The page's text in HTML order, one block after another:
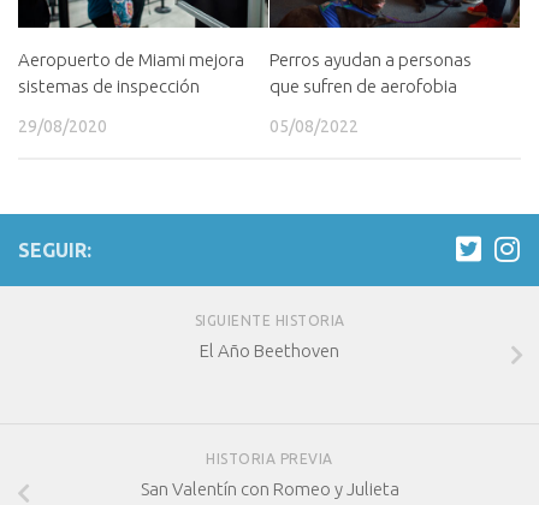
Aeropuerto de Miami mejora
sistemas de inspección
29/08/2020
Perros ayudan a personas
que sufren de aerofobia
05/08/2022
SEGUIR:
SIGUIENTE HISTORIA
El Año Beethoven
HISTORIA PREVIA
San Valentín con Romeo y Julieta